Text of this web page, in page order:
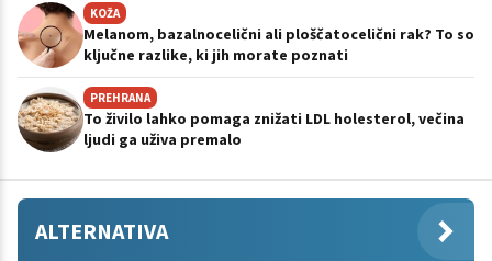
KOŽA
Melanom, bazalnocelični ali ploščatocelični rak? To so
ključne razlike, ki jih morate poznati
PREHRANA
To živilo lahko pomaga znižati LDL holesterol, večina
ljudi ga uživa premalo
ALTERNATIVA